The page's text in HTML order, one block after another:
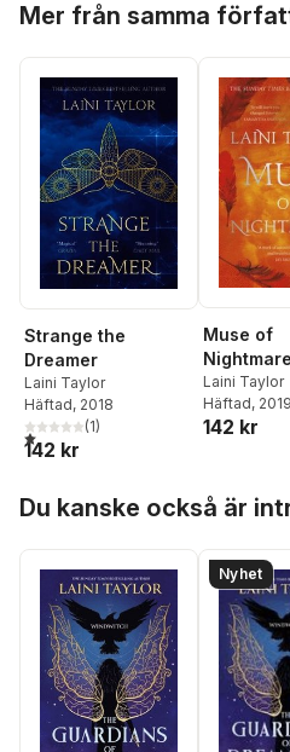
Mer från samma
Strange the
Dreamer
Laini Taylor
Häftad, 2018
1,0utav 5 stjärnor. Totalt antal röster:
(1)
142 kr
Muse of
Laini Taylor
Häftad, 2019
142 kr
Du kanske också är
Nyhet